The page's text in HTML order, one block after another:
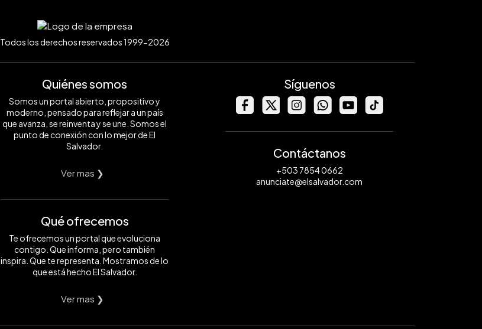
Todos los derechos reservados 1999-2026
Quiénes somos
Somos un portal abierto, propositivo y
moderno, pensado para reflejar a un país
que avanza, se reinventa y se une. Somos el
punto de conexión con lo mejor de El
Salvador.
Ver mas ❯
Qué ofrecemos
Te ofrecemos un portal que evoluciona
contigo. Que informa, pero también
inspira. Que te representa. Mostramos de lo
que está hecho El Salvador.
Ver mas ❯
Síguenos
Contáctanos
+503 7854 0662
anunciate@elsalvador.com